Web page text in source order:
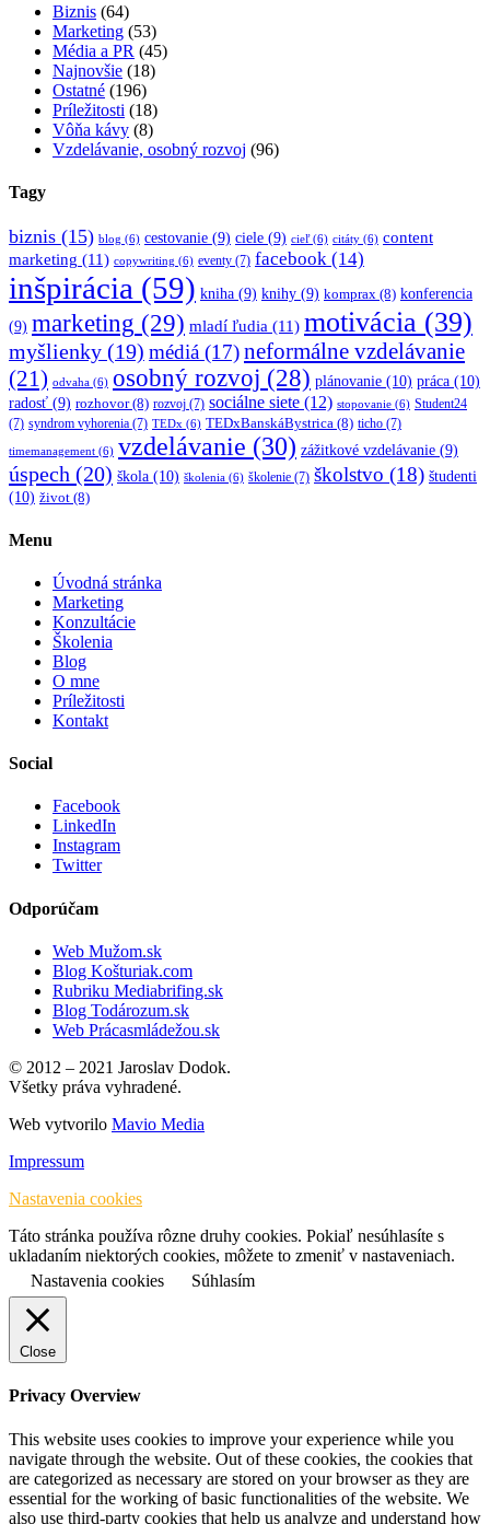
Biznis (64)
Marketing (53)
Média a PR (45)
Najnovšie (18)
Ostatné (196)
Príležitosti (18)
Vôňa kávy (8)
Vzdelávanie, osobný rozvoj (96)
Tagy
biznis (15) blog (6) cestovanie (9) ciele (9) cieľ(6) citáty (6) content
marketing (11) copywriting (6) eventy (7) facebook (14)
inšpirácia (59) kniha (9) knihy (9) komprax (8) konferencia
(9) marketing (29) mladí ľudia (11) motivácia (39)
myšlienky (19) médiá (17)neformálne vzdelávanie
(21) odvaha (6) osobný rozvoj (28) plánovanie (10) práca (10)
radosť (9) rozhovor(8) rozvoj (7) sociálne siete (12) stopovanie (6) Student24
(7) syndrom vyhorenia (7) TEDx (6) TEDxBanskáBystrica (8) ticho (7)
timemanagement (6) vzdelávanie (30) zážitkové vzdelávanie (9)
úspech (20) škola (10) školenia (6) školenie (7) školstvo (18) študenti
(10) život (8)
Menu
Úvodná stránka
Marketing
Konzultácie
Školenia
Blog
O mne
Príležitosti
Kontakt
Social
Facebook
LinkedIn
Instagram
Twitter
Odporúčam
Web Mužom.sk
Blog Košturiak.com
Rubriku Mediabrifing.sk
Blog Todározum.sk
Web Prácasmládežou.sk
© 2012 – 2021 Jaroslav Dodok.
Všetky práva vyhradené.
Web vytvorilo Mavio Media
Impressum
Nastavenia cookies
Táto stránka používa rôzne druhy cookies. Pokiaľ nesúhlasíte s
ukladaním niektorých cookies, môžete to zmeniť v nastaveniach.
Nastavenia cookies
Súhlasím
Close
Privacy Overview
This website uses cookies to improve your experience while you
navigate through the website. Out of these cookies, the cookies that
are categorized as necessary are stored on your browser as they are
essential for the working of basic functionalities of the website. We
also use third-party cookies that help us analyze and understand how